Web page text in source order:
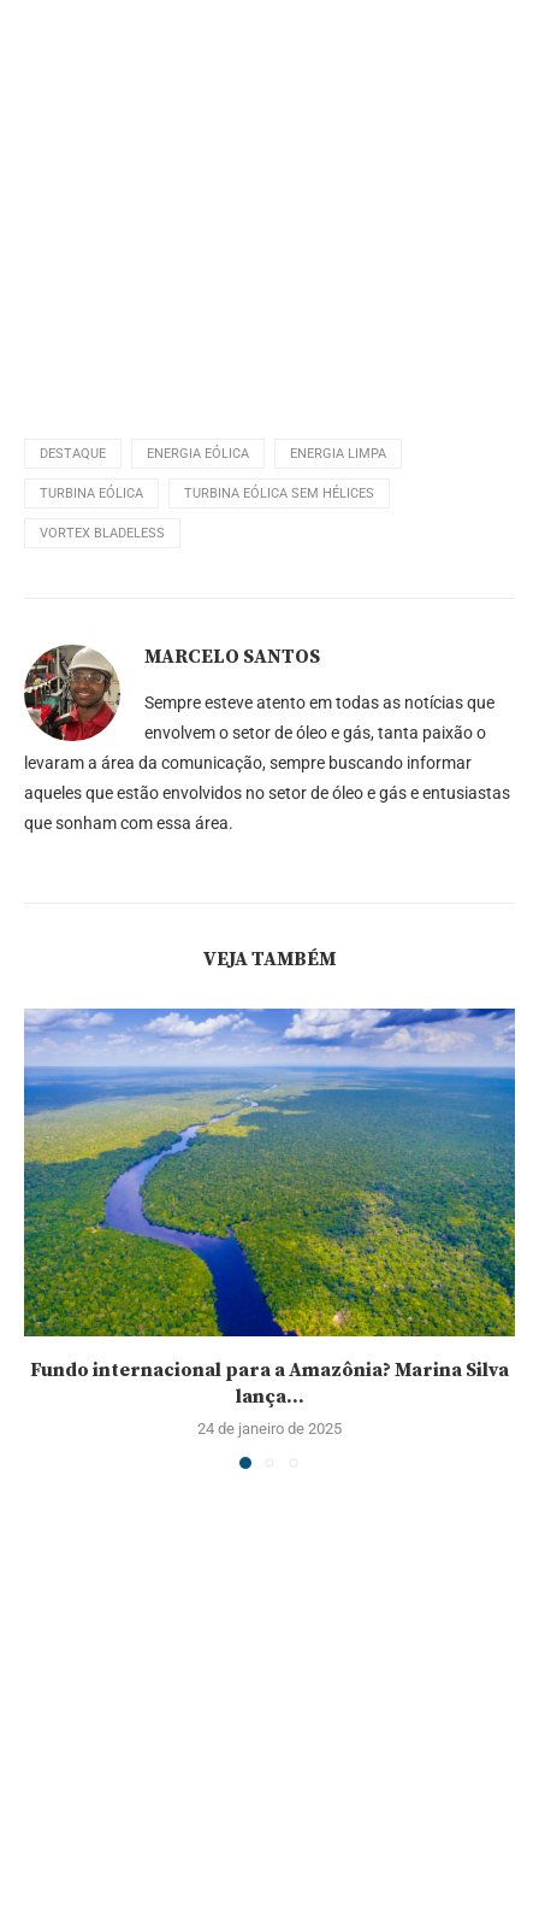
DESTAQUE ENERGIA EÓLICA ENERGIA LIMPA
TURBINA EÓLICA TURBINA EÓLICA SEM HÉLICES
VORTEX BLADELESS
MARCELO SANTOS
Sempre esteve atento em todas as notícias que
envolvem o setor de óleo e gás, tanta paixão o
levaram a área da comunicação, sempre buscando informar
aqueles que estão envolvidos no setor de óleo e gás e entusiastas
que sonham com essa área.
VEJA TAMBÉM
Fundo internacional para a Amazônia? Marina Silva
lança...
24 de janeiro de 2025